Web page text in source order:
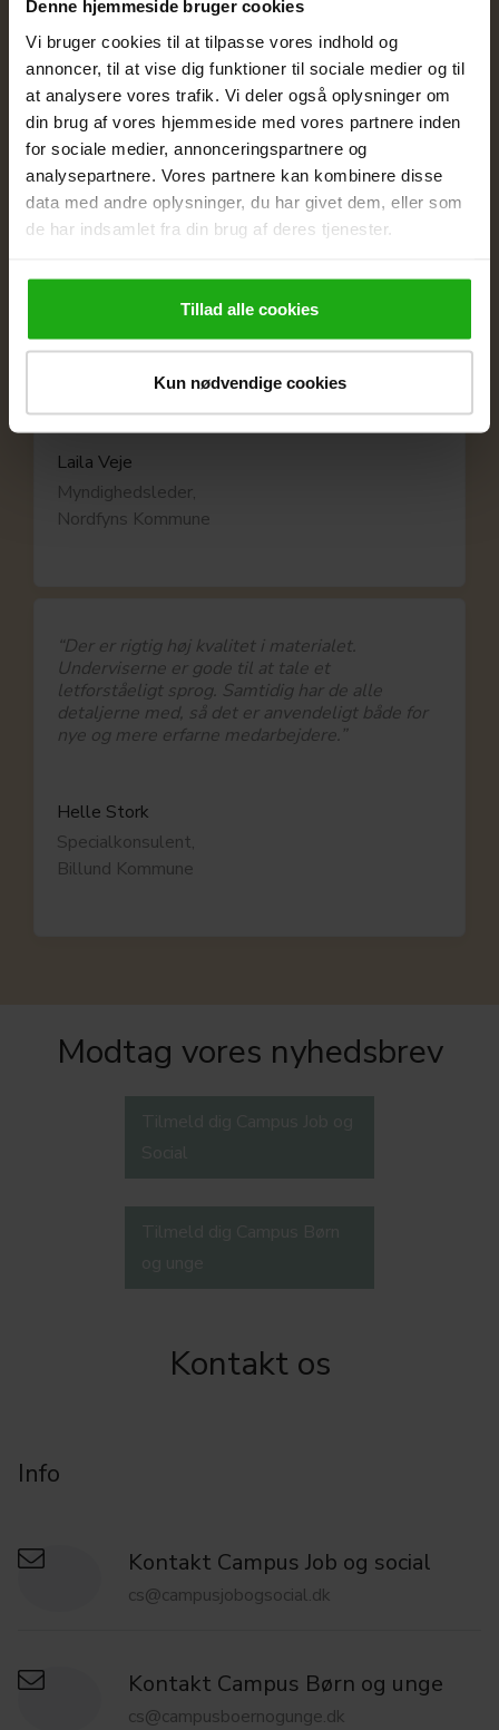
Denne hjemmeside bruger cookies
Vi bruger cookies til at tilpasse vores indhold og
annoncer, til at vise dig funktioner til sociale medier og til
at analysere vores trafik. Vi deler også oplysninger om
din brug af vores hjemmeside med vores partnere inden
for sociale medier, annonceringspartnere og
analysepartnere. Vores partnere kan kombinere disse
data med andre oplysninger, du har givet dem, eller som
de har indsamlet fra din brug af deres tjenester.
Tillad alle cookies
Kun nødvendige cookies
samme grundlæggende viden."
Malene Maria Bøggild
Souschef og afdelingsleder,
Korup Skole
"Den fleksible tilgang til opkvalificering gør
medarbejdernes behov og tid, så både deres
faglighed og vores sagsbehandling styrkes."
Laila Veje
Myndighedsleder,
Nordfyns Kommune
“Der er rigtig høj kvalitet i materialet.
Underviserne er gode til at tale et
letforståeligt sprog. Samtidig har de alle
detaljerne med, så det er anvendeligt både for
nye og mere erfarne medarbejdere.”
Helle Stork
Specialkonsulent,
Billund Kommune
Modtag vores nyhedsbrev
Kontakt os
Info
Kontakt Campus Job og social
cs@campusjobogsocial.dk
Kontakt Campus Børn og unge
cs@campusboernogunge.dk